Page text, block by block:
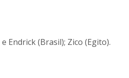
Endrick (Brasil); Zico (Egito).